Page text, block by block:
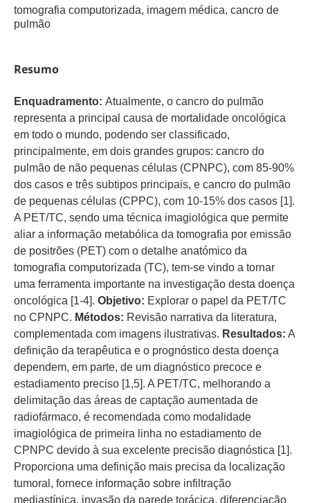
tomografia computorizada, imagem médica, cancro de
pulmão
Resumo
Enquadramento: Atualmente, o cancro do pulmão
representa a principal causa de mortalidade oncológica
em todo o mundo, podendo ser classificado,
principalmente, em dois grandes grupos: cancro do
pulmão de não pequenas células (CPNPC), com 85-90%
dos casos e três subtipos principais, e cancro do pulmão
de pequenas células (CPPC), com 10-15% dos casos [1]​.
A PET/TC, sendo uma técnica imagiológica que permite
aliar a informação metabólica da tomografia por emissão
de positrões (PET) com o detalhe anatómico da
tomografia computorizada (TC), tem-se vindo a tornar
uma ferramenta importante na investigação desta doença
oncológica [1-4]. Objetivo: Explorar o papel da PET/TC
no CPNPC. Métodos: Revisão narrativa da literatura,
complementada com imagens ilustrativas. Resultados: A
definição da terapêutica e o prognóstico desta doença
dependem, em parte, de um diagnóstico precoce e
estadiamento preciso [1,5]. A PET/TC, melhorando a
delimitação das áreas de captação aumentada de
radiofármaco, é recomendada como modalidade
imagiológica de primeira linha no estadiamento de
CPNPC devido à sua excelente precisão diagnóstica [1].
Proporciona uma definição mais precisa da localização
tumoral, fornece informação sobre infiltração
mediastínica, invasão da parede torácica, diferenciação